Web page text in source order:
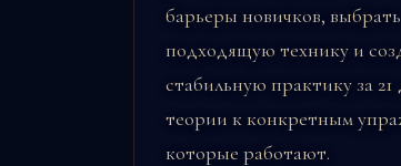
барьеры новичков, выбрать
подходящую технику и
стабильную практику за
теории к конкретным
которые работают.